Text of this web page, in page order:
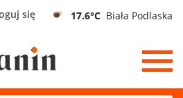
się 17.6°C Biała Podlaska